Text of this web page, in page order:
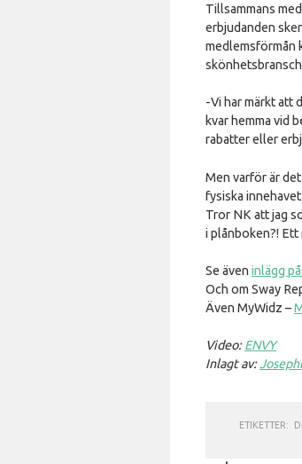
Tillsammans
erbjudanden
medlemsförmån
-Vi har märkt att
kvar hemma vid
rabatter eller
Men varför är
fysiska
Tror NK att jag
i plånboken?!
Se även inlägg
Och om Sway
Även MyWidz –
Video:ENVY
Inlagt av:
ETIKETTER: